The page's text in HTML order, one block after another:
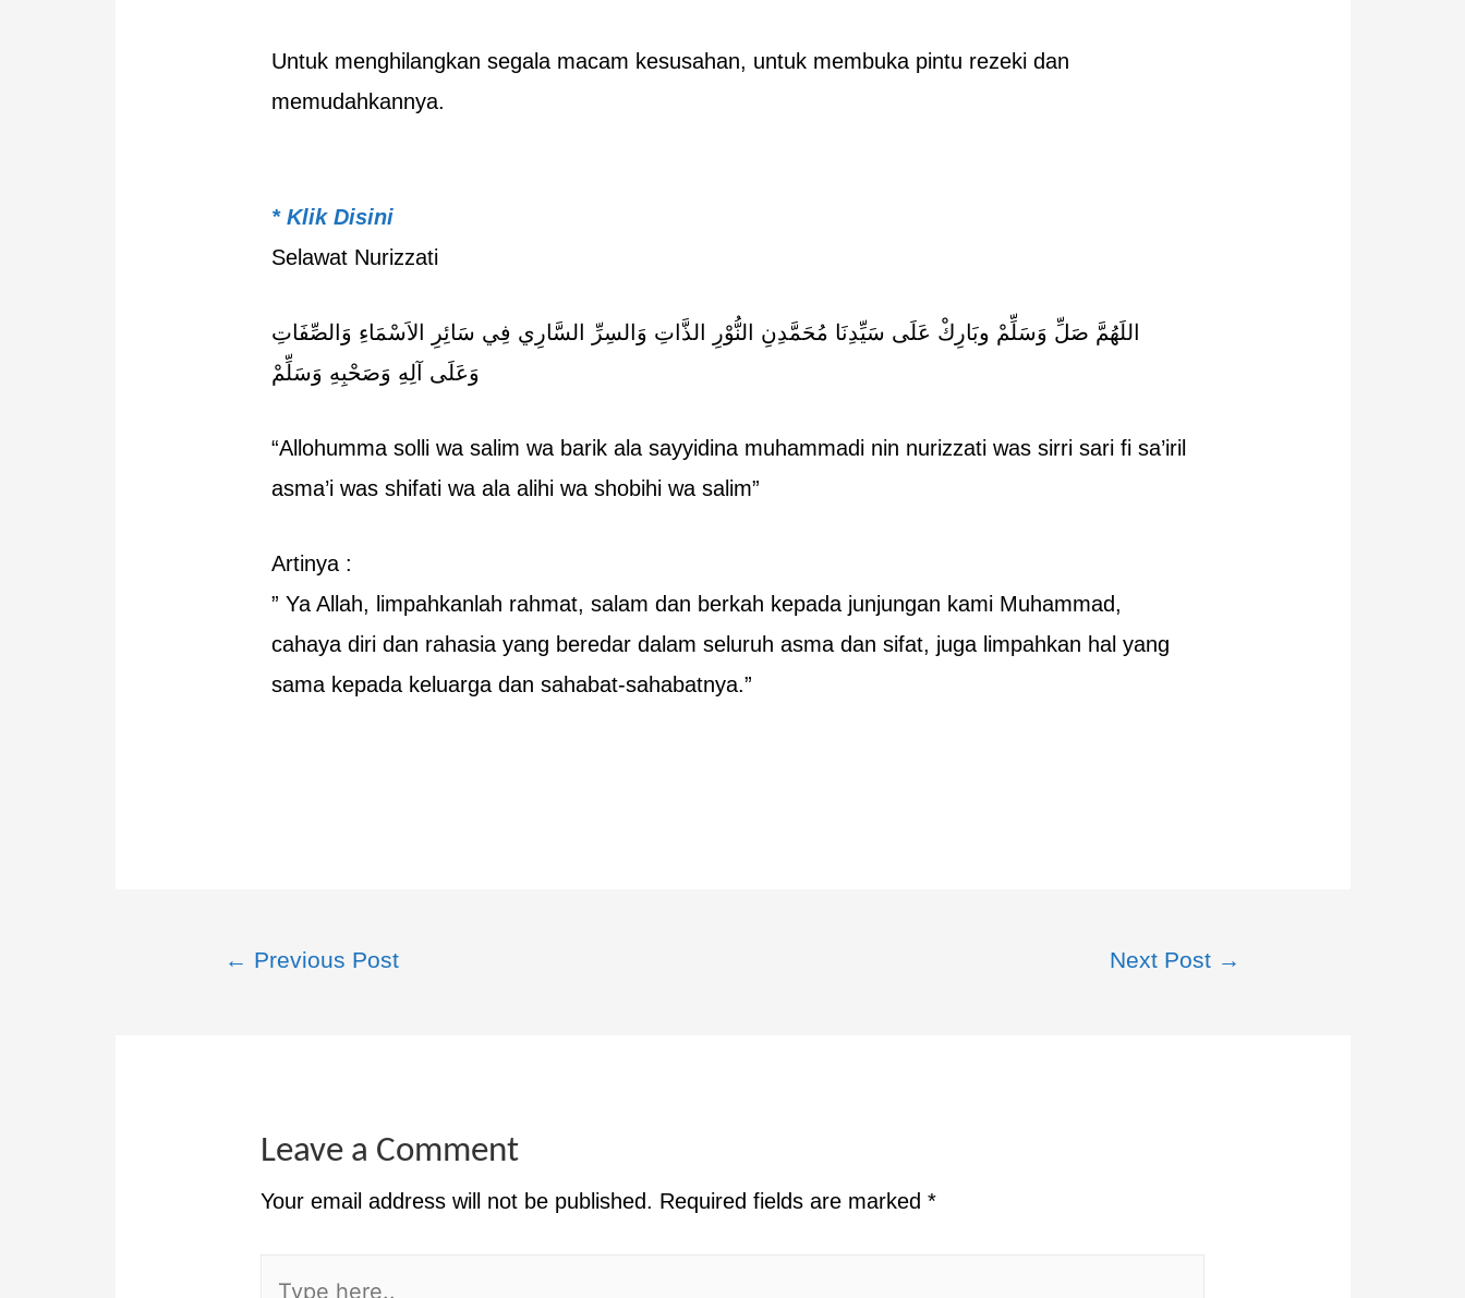
Untuk menghilangkan segala macam kesusahan, untuk membuka pintu rezeki dan
memudahkannya.
* Klik Disini
Selawat Nurizzati
اللَهُمَّ صَلِّ وَسَلِّمْ وبَارِكْ عَلَى سَيِّدِنَا مُحَمَّدِنِ النُّوْرِ الذَّاتِ وَالسِرِّ السَّارِي فِي سَائِرِ الاَسْمَاءِ وَالصِّفَاتِ
وَعَلَى آلِهِ وَصَحْبِهِ وَسَلِّمْ
“Allohumma solli wa salim wa barik ala sayyidina muhammadi nin nurizzati was sirri sari fi sa’iril
asma’i was shifati wa ala alihi wa shobihi wa salim”
Artinya :
” Ya Allah, limpahkanlah rahmat, salam dan berkah kepada junjungan kami Muhammad,
cahaya diri dan rahasia yang beredar dalam seluruh asma dan sifat, juga limpahkan hal yang
sama kepada keluarga dan sahabat-sahabatnya.”
← Previous Post Next Post →
Leave a Comment
Your email address will not be published. Required fields are marked *